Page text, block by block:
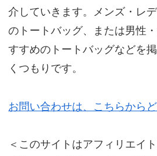
介していきます。メンズ・レ
のトートバッグ、または男性
すすめのトートバッグなどを
くつもりです。
お問い合わせは、こちらから
＜このサイトはアフィリエイ